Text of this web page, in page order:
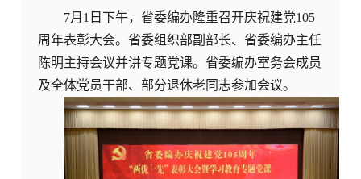
7月1日下午，省委编办隆重召开庆祝建党105
周年表彰大会。省委组织部副部长、省委编办主任
陈明主持会议并讲专题党课。省委编办室务会成员
及全体党员干部、部分退休老同志参加会议。